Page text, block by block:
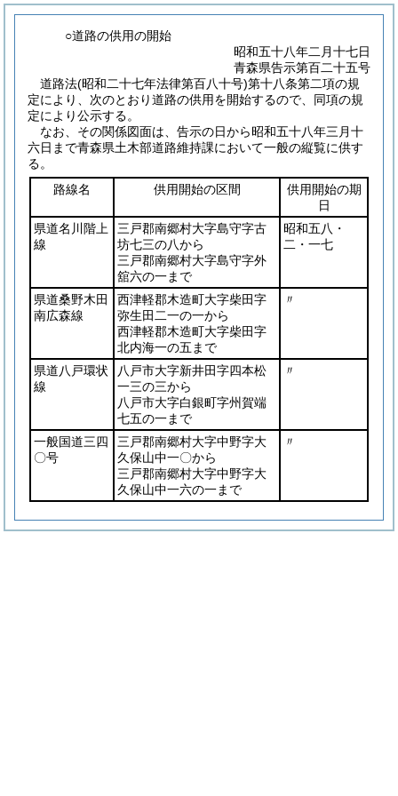
○道路の供用の開始
昭和五十八年二月十七日
青森県告示第百二十五号
道路法(昭和二十七年法律第百八十号)第十八条第二項の規
定により、次のとおり道路の供用を開始するので、同項の規
定により公示する。
なお、その関係図面は、告示の日から昭和五十八年三月十
六日まで青森県土木部道路維持課において一般の縦覧に供す
る。
路線名
供用開始の区間
供用開始の期
日
県道名川階上
線
三戸郡南郷村大字島守字古
坊七三の八から
三戸郡南郷村大字島守字外
舘六の一まで
昭和五八・
二・一七
県道桑野木田
南広森線
西津軽郡木造町大字柴田字
弥生田二一の一から
西津軽郡木造町大字柴田字
北内海一の五まで
〃
県道八戸環状
線
八戸市大字新井田字四本松
一三の三から
八戸市大字白銀町字州賀端
七五の一まで
〃
一般国道三四
〇号
三戸郡南郷村大字中野字大
久保山中一〇から
三戸郡南郷村大字中野字大
久保山中一六の一まで
〃